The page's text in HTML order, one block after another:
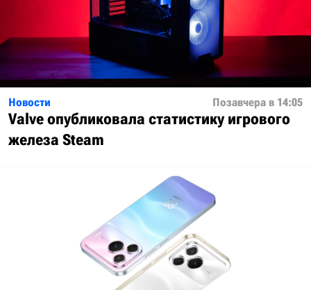
Новости Позавчера в 14:05
Valve опубликовала статистику игрового
железа Steam